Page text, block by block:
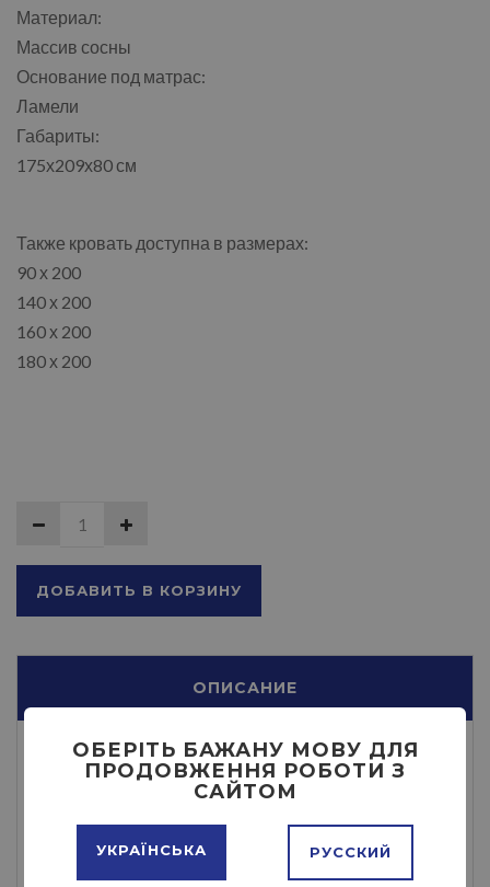
Материал:
Массив сосны
Основание под матрас:
Ламели
Габариты:
175х209х80 см
Также кровать доступна в размерах:
90 х 200
140 х 200
160 х 200
180 х 200
ДОБАВИТЬ В КОРЗИНУ
ОПИСАНИЕ
ОБЕРІТЬ БАЖАНУ МОВУ ДЛЯ
ПРОДОВЖЕННЯ РОБОТИ З
САЙТОМ
УКРАЇНСЬКА РУССКИЙ